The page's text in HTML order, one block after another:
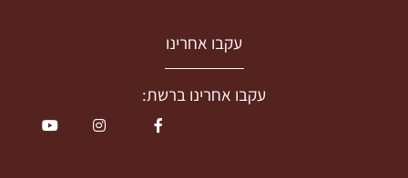
עקבו אחרינו
עקבו אחרינו ברשת: